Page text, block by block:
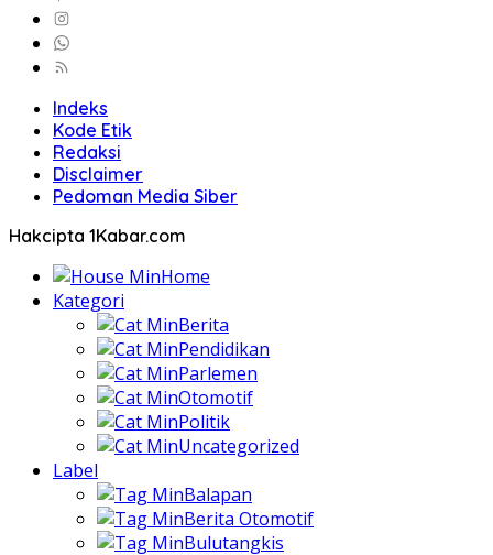
Indeks
Kode Etik
Redaksi
Disclaimer
Pedoman Media Siber
Hakcipta 1Kabar.com
Home
Kategori
Berita
Pendidikan
Parlemen
Otomotif
Politik
Uncategorized
Label
Balapan
Berita Otomotif
Bulutangkis